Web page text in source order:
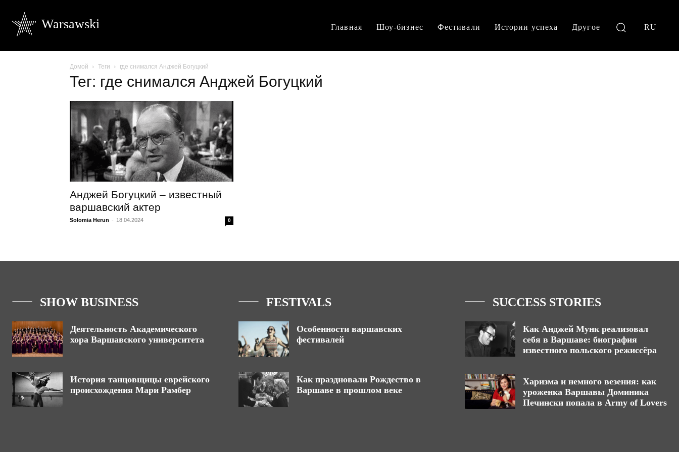
Warsawski Главная Шоу-бизнес Фестивали Истории успеха Другое RU
Домой Теги где снимался Анджей Богуцкий
Тег: где снимался Анджей Богуцкий
Анджей Богуцкий – известный
варшавский актер
Solomia Herun - 18.04.2024 0
SHOW BUSINESS
Деятельность Академического
хора Варшавского университета
История танцовщицы еврейского
происхождения Мари Рамбер
FESTIVALS
Особенности варшавских
фестивалей
Как праздновали Рождество в
Варшаве в прошлом веке
SUCCESS STORIES
Как Анджей Мунк реализовал
себя в Варшаве: биография
известного польского режиссёра
Харизма и немного везения: как
уроженка Варшавы Доминика
Печински попала в Army of Lovers